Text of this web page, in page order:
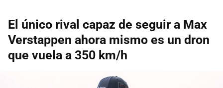
El único rival capaz de seguir a Max
Verstappen ahora mismo es un dron
que vuela a 350 km/h